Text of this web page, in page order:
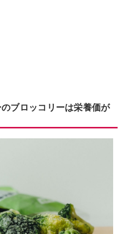
ブロッコリーは栄養価が